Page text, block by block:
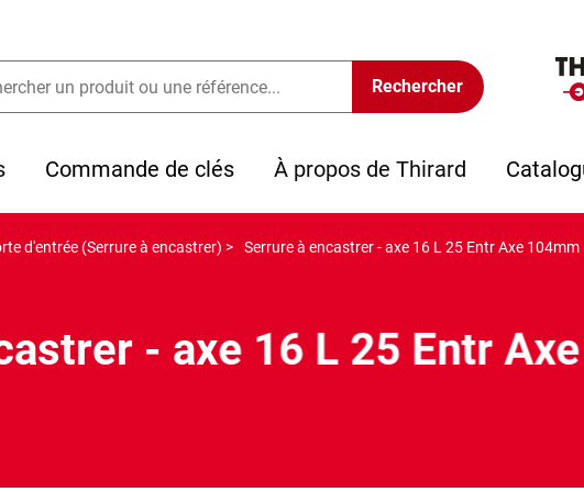
Commande de clés À propos de Thirard
d'entrée (Serrure à encastrer) > Serrure à encastrer - axe 16 L 25 Entr Axe 104mm
- axe 16 L 25 Entr